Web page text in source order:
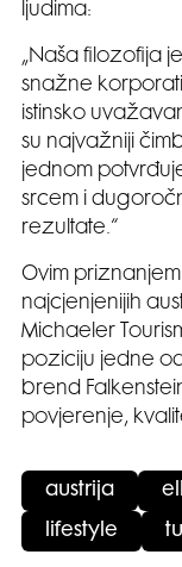
ljudima:
„Naša filozofija
snažne
istinsko
su najvažniji
jednom
srcem i
rezultate.“
Ovim
najcjenjenijih
Michaeler
poziciju jedne
brend
povjerenje,
austrija
lifestyle